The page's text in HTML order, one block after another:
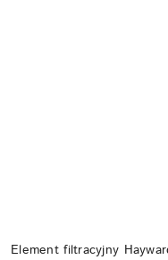
Element filtracyjny